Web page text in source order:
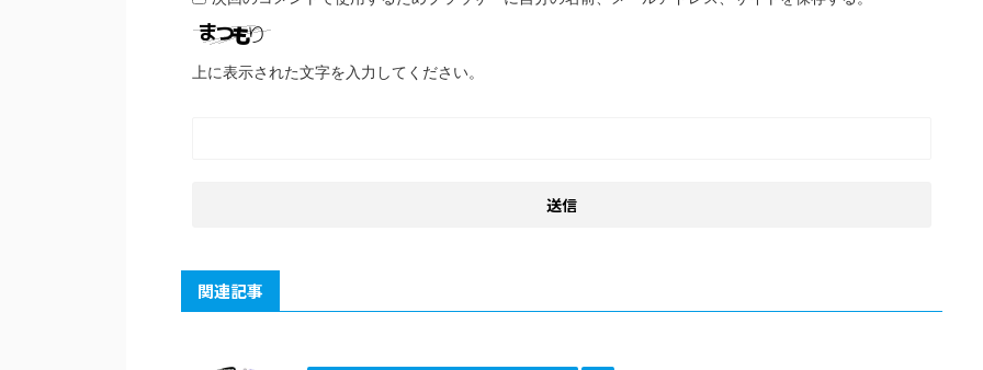
上に表示された文字を入力してください。
関連記事